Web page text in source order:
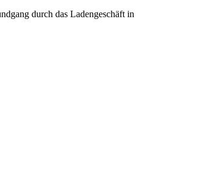
durch das Ladengeschäft in